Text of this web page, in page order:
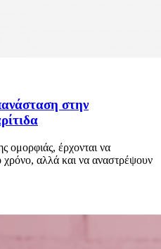
στην
ομορφιάς, έρχονται να
αλλά και να αναστρέψουν